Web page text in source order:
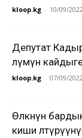
kloop.kg - 10/09/
Депутат
өлүмүнө
kloop.kg - 07/09/
Өлкөнүн
киши